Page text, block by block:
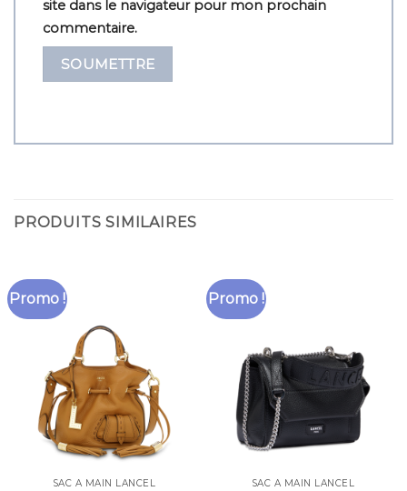
site dans le navigateur pour mon prochain
commentaire.
PRODUITS SIMILAIRES
Promo !
SAC A MAIN LANCEL
Promo !
SAC A MAIN LANCEL